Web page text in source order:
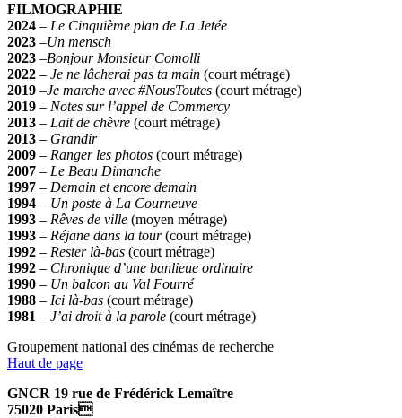
FILMOGRAPHIE
2024 – Le Cinquième plan de La Jetée
2023 –Un mensch
2023 –Bonjour Monsieur Comolli
2022 – Je ne lâcherai pas ta main (court métrage)
2019 –Je marche avec #NousToutes (court métrage)
2019 – Notes sur l’appel de Commercy
2013 – Lait de chèvre (court métrage)
2013 – Grandir
2009 – Ranger les photos (court métrage)
2007 – Le Beau Dimanche
1997 – Demain et encore demain
1994 – Un poste à La Courneuve
1993 – Rêves de ville (moyen métrage)
1993 – Réjane dans la tour(court métrage)
1992 – Rester là-bas (court métrage)
1992 – Chronique d’une banlieue ordinaire
1990 – Un balcon au Val Fourré
1988 – Ici là-bas (court métrage)
1981 – J’ai droit à la parole (court métrage)
Groupement national des cinémas de recherche
Haut de page
GNCR 19 rue de Frédérick Lemaître
75020 Paris